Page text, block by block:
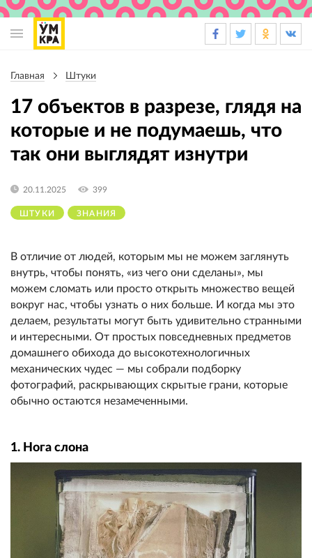
навигации
Главная Штуки
17 объектов в разрезе, глядя на
которые и не подумаешь, что
так они выглядят изнутри
ШТУКИ ЗНАНИЯ
20.11.2025 399
В отличие от людей, которым мы не можем заглянуть
внутрь, чтобы понять, «из чего они сделаны», мы
можем сломать или просто открыть множество вещей
вокруг нас, чтобы узнать о них больше. И когда мы это
делаем, результаты могут быть удивительно странными
и интересными. От простых повседневных предметов
домашнего обихода до высокотехнологичных
механических чудес — мы собрали подборку
фотографий, раскрывающих скрытые грани, которые
обычно остаются незамеченными.
1. Нога слона